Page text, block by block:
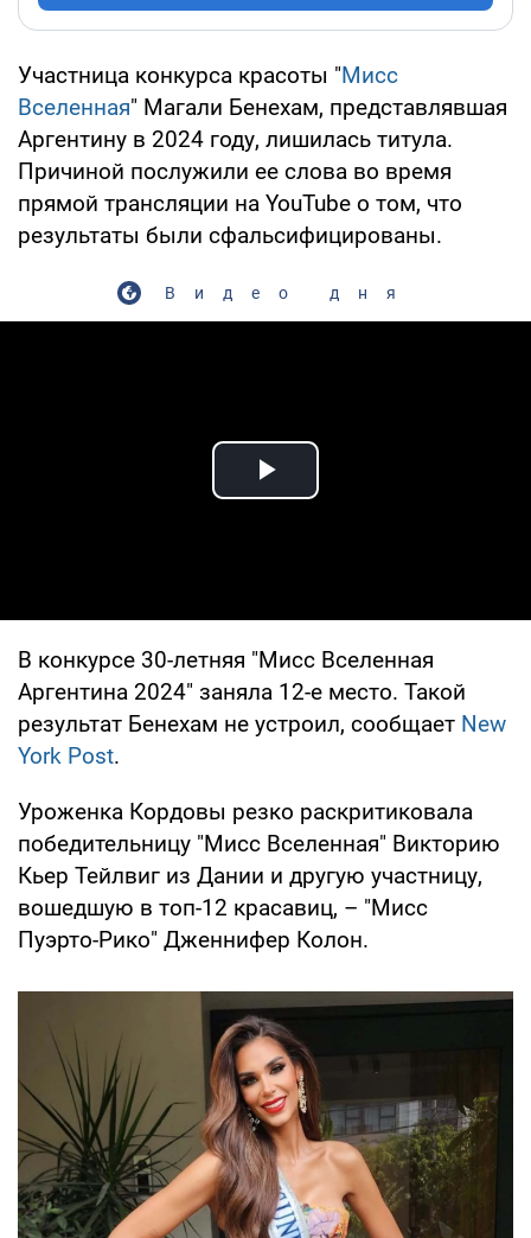
Участница конкурса красоты "Мисс
Вселенная" Магали Бенехам, представлявшая
Аргентину в 2024 году, лишилась титула.
Причиной послужили ее слова во время
прямой трансляции на YouTube о том, что
результаты были сфальсифицированы.
Видео дня
Play Video
В конкурсе 30-летняя "Мисс Вселенная
Аргентина 2024" заняла 12-е место. Такой
результат Бенехам не устроил, сообщает New
York Post.
Уроженка Кордовы резко раскритиковала
победительницу "Мисс Вселенная" Викторию
Кьер Тейлвиг из Дании и другую участницу,
вошедшую в топ-12 красавиц, – "Мисс
Пуэрто-Рико" Дженнифер Колон.